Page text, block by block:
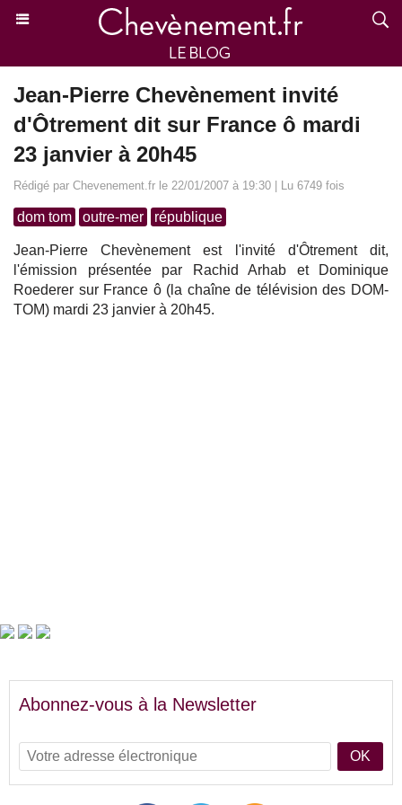
Jean-Pierre Chevènement invité
d'Ôtrement dit sur France ô mardi
23 janvier à 20h45
Rédigé par Chevenement.fr le 22/01/2007 à 19:30 | Lu 6749 fois
dom tom outre-mer république
Jean-Pierre Chevènement est l'invité d'Ôtrement dit,
l'émission présentée par Rachid Arhab et Dominique
Roederer sur France ô (la chaîne de télévision des DOM-
TOM) mardi 23 janvier à 20h45.
Abonnez-vous à la Newsletter
OK